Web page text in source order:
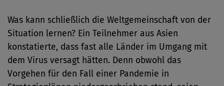
Was kann schließlich die Weltgemeinschaft von der
Situation lernen? Ein Teilnehmer aus Asien
konstatierte, dass fast alle Länder im Umgang mit
dem Virus versagt hätten. Denn obwohl das
Vorgehen für den Fall einer Pandemie in